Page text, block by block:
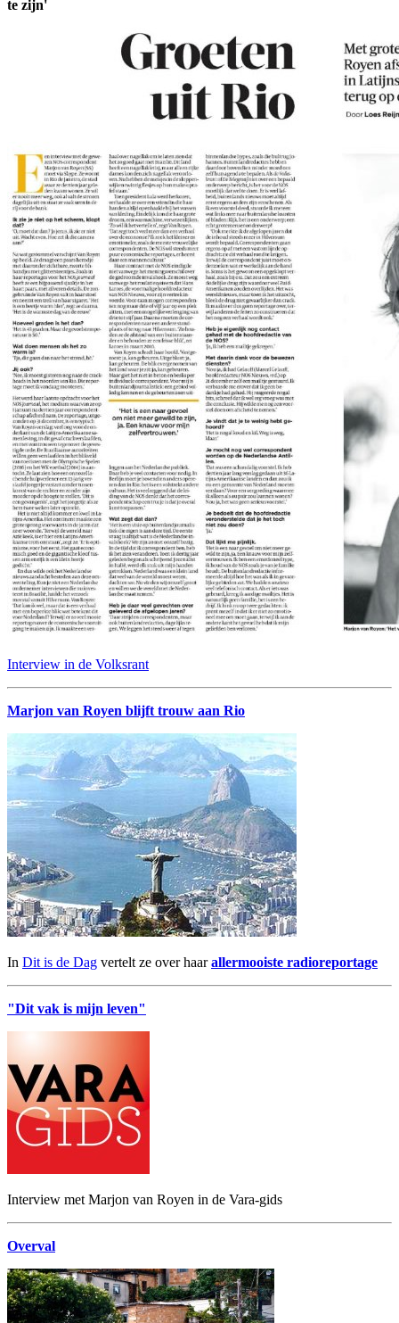
te zijn'
Interview in de Volksrant
Marjon van Royen blijft trouw aan Rio
In Dit is de Dag vertelt ze over haarallermooiste radioreportage
"Dit vak is mijn leven"
Interview met Marjon van Royen in de Vara-gids
Overval